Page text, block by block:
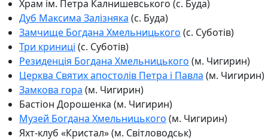
Храм ім. Петра Калнишевського (с. Буда)
Дуб Максима Залізняка (с. Буда)
Замчище Богдана Хмельницького (с. Суботів)
Три криниці (с. Суботів)
Резиденція Богдана Хмельницького (м. Чигирин)
Церква Святих апостолів Петра і Павла (м. Чигирин)
Замкова гора (м. Чигирин)
Бастіон Дорошенка (м. Чигирин)
Музей Богдана Хмельницького (м. Чигирин)
Яхт-клуб «Кристал» (м. Світловодськ)